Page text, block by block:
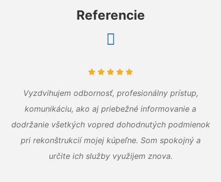
Referencie
Vyzdvihujem odbornosť, profesionálny prístup,
komunikáciu, ako aj priebežné informovanie a
dodržanie všetkých vopred dohodnutých podmienok
pri rekonštrukcií mojej kúpeľne. Som spokojný a
určite ich služby využijem znova.